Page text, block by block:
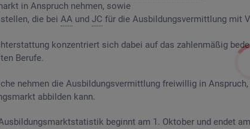
in An­spruch neh­men, sowie
die bei AAund JC für die Aus­bil­dungs­ver­mitt­lung mit
kon­zen­triert sich dabei auf das zah­len­mä­ßig
Be­ru­fe.
neh­men die Aus­bil­dungs­ver­mitt­lung frei­wil­lig in
ab­bil­den kann.
be­ginnt am 1. Ok­to­ber und endet